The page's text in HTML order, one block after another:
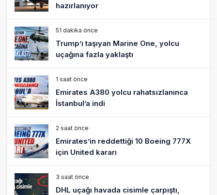
hazırlanıyor
51 dakika önce
Trump’ı taşıyan Marine One, yolcu
uçağına fazla yaklaştı
1 saat önce
Emirates A380 yolcu rahatsızlanınca
İstanbul’a indi
2 saat önce
Emirates’in reddettiği 10 Boeing 777X
için United kararı
3 saat önce
DHL uçağı havada cisimle çarpıştı,